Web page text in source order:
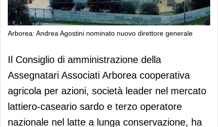
Arborea: Andrea Agostini nominato nuovo direttore generale
Arborea: Andrea Agostini nominato
nuovo direttore generale
Il Consiglio di amministrazione della
Assegnatari Associati Arborea cooperativa
agricola per azioni, società leader nel mercato
lattiero-caseario sardo e terzo operatore
nazionale nel latte a lunga conservazione, ha